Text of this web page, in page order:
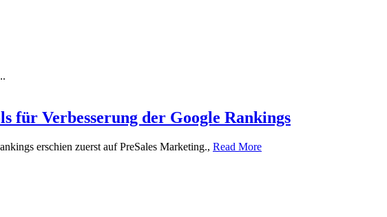
für Verbesserung der Google Rankings
erschien zuerst auf PreSales Marketing., Read More